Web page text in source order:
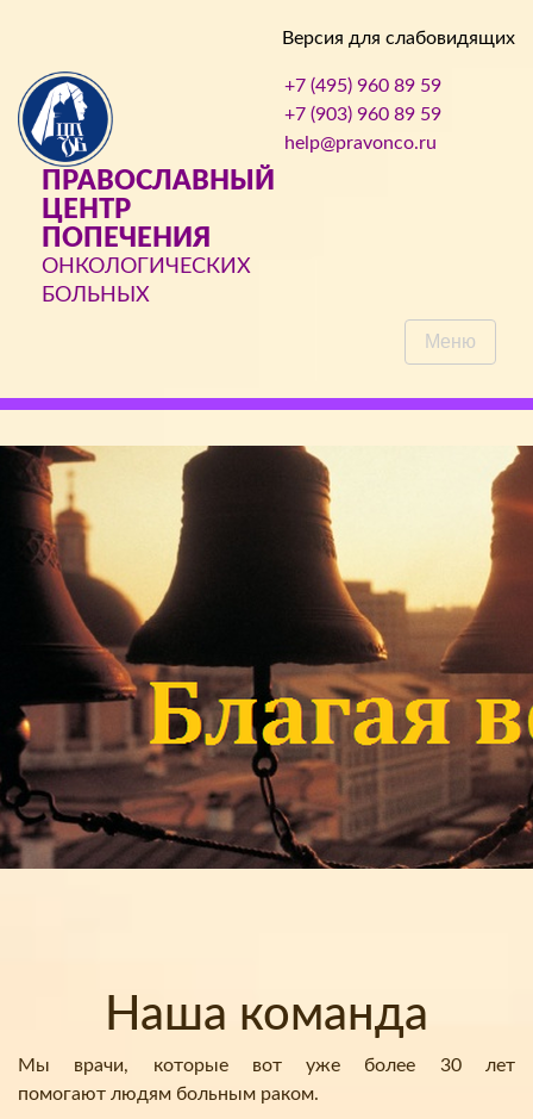
Версия для слабовидящих
ПРАВОСЛАВНЫЙ
ЦЕНТР
ПОПЕЧЕНИЯ
ОНКОЛОГИЧЕСКИХ
БОЛЬНЫХ
+7 (495) 960 89 59
+7 (903) 960 89 59
help@pravonco.ru
Меню
Наша команда
Мы врачи, которые вот уже более 30 лет
помогают людям больным раком.